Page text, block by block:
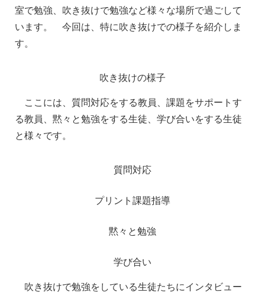
室で勉強、吹き抜けで勉強など様々な場所で過ごして
います。
今回は、特に吹き抜けでの様子を紹介しま
す。
吹き抜けの様子
ここには、質問対応をする教員、課題をサポートす
る教員、黙々と勉強をする生徒、学び合いをする生徒
と様々です。
質問対応
プリント課題指導
黙々と勉強
学び合い
吹き抜けで勉強をしている生徒たちにインタビュー